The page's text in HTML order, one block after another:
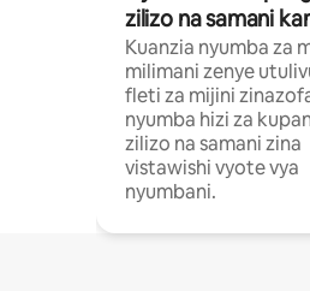
zilizo na samani
Kuanzia nyumba za
milimani zenye
fleti za mijini
nyumba hizi za
zilizo na samani zina
vistawishi vyote vya
nyumbani.